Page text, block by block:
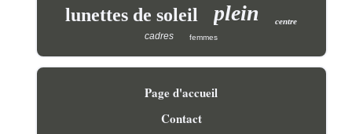
lunettes de soleil plein centre
cadres femmes
Page d'accueil
Contact